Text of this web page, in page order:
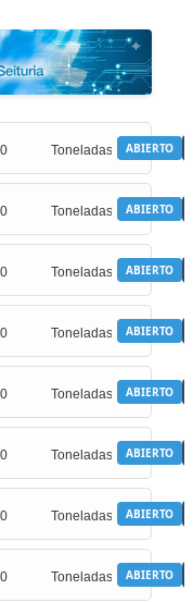
ABIERTO
ABIERTO
ABIERTO
ABIERTO
ABIERTO
ABIERTO
ABIERTO
ABIERTO